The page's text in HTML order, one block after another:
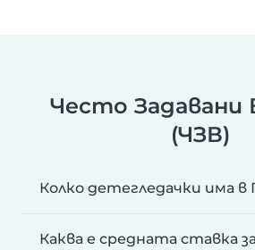
Често Задавани
(ЧЗВ)
Колко детегледачки има в
Каква е средната ставка